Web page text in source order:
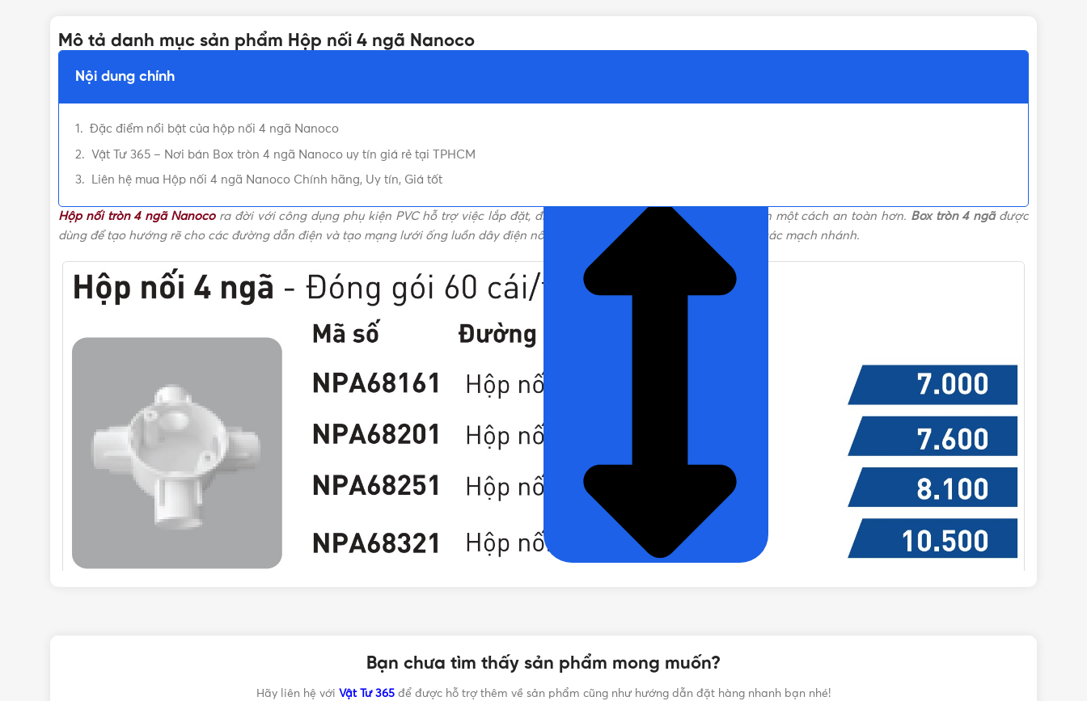
Mô tả danh mục sản phẩm Hộp nối 4 ngã Nanoco
Nội dung chính
Đặc điểm nổi bật của hộp nối 4 ngã Nanoco
Vật Tư 365 – Nơi bán Box tròn 4 ngã Nanoco uy tín giá rẻ tại TPHCM
Liên hệ mua Hộp nối 4 ngã Nanoco Chính hãng, Uy tín, Giá tốt
Hộp nối tròn 4 ngã Nanocora đời với công dụng phụ kiện PVC hỗ trợ việc lắp đặt, đi dây điện với ống luồn dây điện trở nên một cách an toàn hơn. Box tròn 4 ngãđược
dùng để tạo hướng rẽ cho các đường dẫn điện và tạo mạng lưới ống luồn dây điện nổi, giúp kéo, đấu nối dây dẫn, tạo thành các mạch nhánh.
Bạn chưa tìm thấy sản phẩm mong muốn?
Hãy liên hệ với Vật Tư 365 để được hỗ trợ thêm về sản phẩm cũng như hướng dẫn đặt hàng nhanh bạn nhé!